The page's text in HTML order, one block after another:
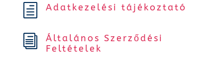
h Adatkezelési tájékoztató
i
Általános Szerződési
Feltételek